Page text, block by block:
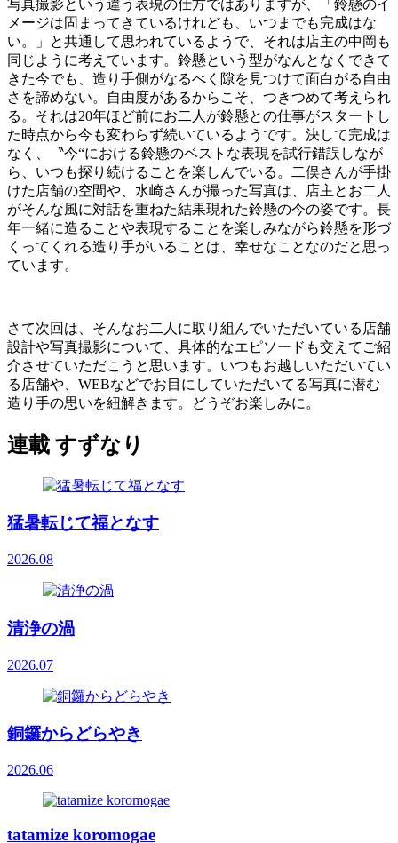
写真撮影という違う表現の仕方ではありますが、「鈴懸のイ
メージは固まってきているけれども、いつまでも完成はな
い。」と共通して思われているようで、それは店主の中岡も
同じように考えています。鈴懸という型がなんとなくできて
きた今でも、造り手側がなるべく隙を見つけて面白がる自由
さを諦めない。自由度があるからこそ、つきつめて考えられ
る。それは20年ほど前にお二人が鈴懸との仕事がスタートし
た時点から今も変わらず続いているようです。決して完成は
なく、〝今“における鈴懸のベストな表現を試行錯誤しなが
ら、いつも探り続けることを楽しんでいる。二俣さんが手掛
けた店舗の空間や、水崎さんが撮った写真は、店主とお二人
がそんな風に対話を重ねた結果現れた鈴懸の今の姿です。長
年一緒に造ることや表現することを楽しみながら鈴懸を形づ
くってくれる造り手がいることは、幸せなことなのだと思っ
ています。
さて次回は、そんなお二人に取り組んでいただいている店舗
設計や写真撮影について、具体的なエピソードも交えてご紹
介させていただこうと思います。いつもお越しいただいてい
る店舗や、WEBなどでお目にしていただいてる写真に潜む
造り手の思いを紐解きます。どうぞお楽しみに。
連載 すずなり
猛暑転じて福となす
2026.08
清浄の渦
2026.07
銅鑼からどらやき
2026.06
tatamize koromogae